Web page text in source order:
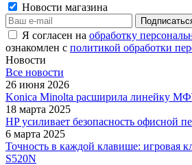
Новости магазина
Я согласен на обработку
ознакомлен с политикой обработки
Новости
Все новости
26 июня 2026
Konica Minolta расширила линейку
18 марта 2025
HP усиливает безопасность офисной
6 марта 2025
Точность в каждой клавише: игровая
S520N